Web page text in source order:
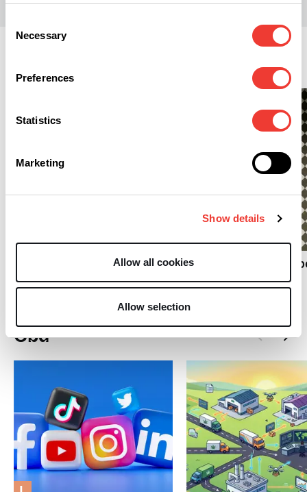
Selection
Necessary
Preferences
Statistics
Marketing
Show details
Allow all cookies
Allow selection
Frankreich legt Erlass zu
B
Thailands
und die Realität
Cbd